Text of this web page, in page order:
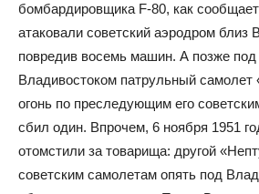
бомбардировщика F-80, как
атаковали советский аэродром близ
повредив восемь машин. А позже
Владивостоком патрульный самолет
огонь по преследующим его
сбил один. Впрочем, 6 ноября 1951
отомстили за товарища: другой
советским самолетам опять под